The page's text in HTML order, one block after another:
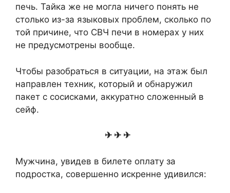
печь. Тайка же не могла ничего понять не
столько из-за языковых проблем, сколько по
той причине, что СВЧ печи в номерах у них
не предусмотрены вообще.
Чтобы разобраться в ситуации, на этаж был
направлен техник, который и обнаружил
пакет с сосисками, аккуратно сложенный в
сейф.
✈ ✈ ✈
Мужчина, увидев в билете оплату за
подростка, совершенно искренне удивился: